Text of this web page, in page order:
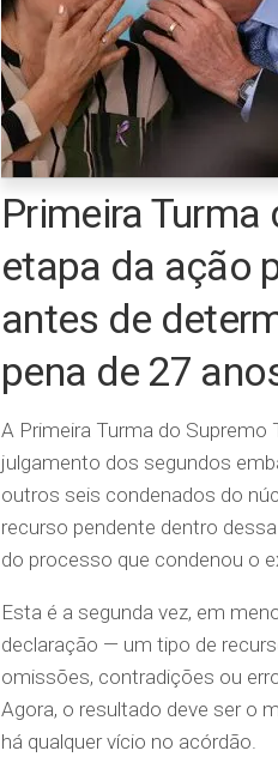
Primeira
etapa da ação
antes de
pena de 27
A Primeira Turma do Supremo
julgamento dos segundos
outros seis condenados do
recurso pendente dentro
do processo que condenou o
Esta é a segunda vez, em
declaração — um tipo de
omissões, contradições ou
Agora, o resultado deve ser o
há qualquer vício no acórdão.